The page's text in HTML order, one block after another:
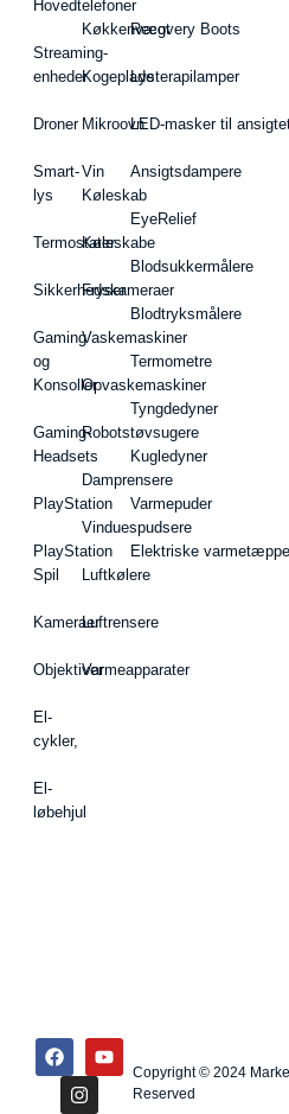
Hovedtelefoner
Streaming-
enheder
Droner
Smart-
lys
Termostater
Sikkerhedskameraer
Gaming
og
Konsoller
Gaming-
Headsets
PlayStation
PlayStation
Spil
Kameraer
Objektiver
El-
cykler,
El-
løbehjul
Køkkenvægt
Kogeplade
Mikroovn
Vin
Køleskab
Køleskabe
Fryser
Vaskemaskiner
Opvaskemaskiner
Robotstøvsugere
Damprensere
Vinduespudsere
Luftkølere
Luftrensere
Varmeapparater
Recovery Boots
Lysterapilamper
LED-masker til
Ansigtsdampere
EyeRelief
Blodsukkermålere
Blodtryksmålere
Termometre
Tyngdedyner
Kugledyner
Varmepuder
Elektriske varmetæppe
Copyright © 2024
Reserved